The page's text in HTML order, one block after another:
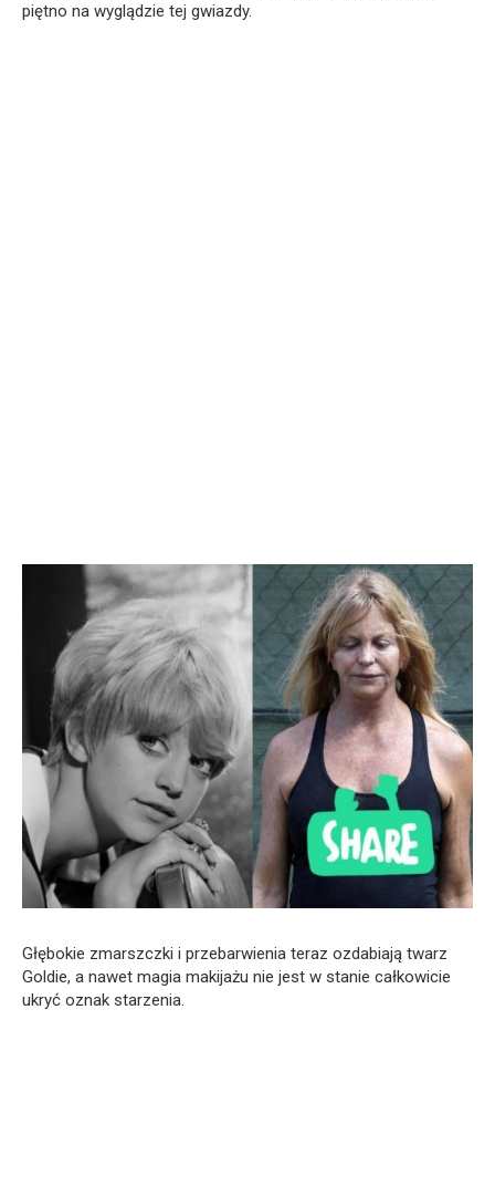
piętno na wyglądzie tej gwiazdy.
Głębokie zmarszczki i przebarwienia teraz ozdabiają twarz
Goldie, a nawet magia makijażu nie jest w stanie całkowicie
ukryć oznak starzenia.